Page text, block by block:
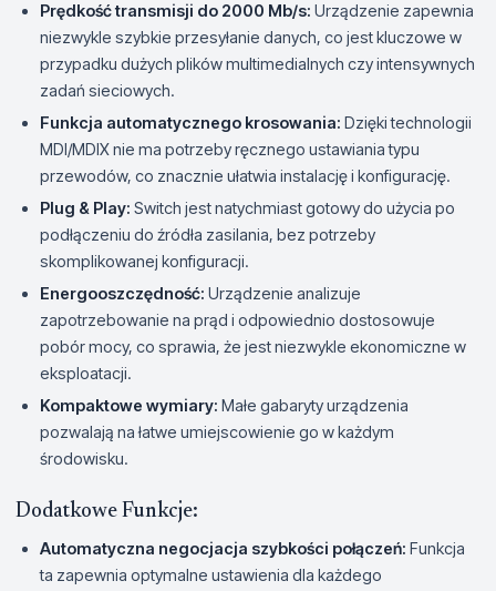
Prędkość transmisji do 2000 Mb/s: Urządzenie zapewnia
niezwykle szybkie przesyłanie danych, co jest kluczowe w
przypadku dużych plików multimedialnych czy intensywnych
zadań sieciowych.
Funkcja automatycznego krosowania: Dzięki technologii
MDI/MDIX nie ma potrzeby ręcznego ustawiania typu
przewodów, co znacznie ułatwia instalację i konfigurację.
Plug & Play: Switch jest natychmiast gotowy do użycia po
podłączeniu do źródła zasilania, bez potrzeby
skomplikowanej konfiguracji.
Energooszczędność: Urządzenie analizuje
zapotrzebowanie na prąd i odpowiednio dostosowuje
pobór mocy, co sprawia, że jest niezwykle ekonomiczne w
eksploatacji.
Kompaktowe wymiary: Małe gabaryty urządzenia
pozwalają na łatwe umiejscowienie go w każdym
środowisku.
Dodatkowe Funkcje:
Automatyczna negocjacja szybkości połączeń: Funkcja
ta zapewnia optymalne ustawienia dla każdego